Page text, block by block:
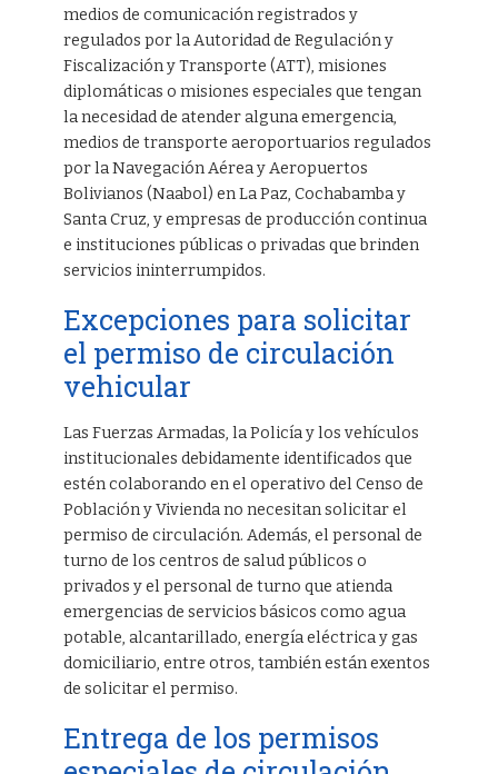
medios de comunicación registrados y
regulados por la Autoridad de Regulación y
Fiscalización y Transporte (ATT), misiones
diplomáticas o misiones especiales que tengan
la necesidad de atender alguna emergencia,
medios de transporte aeroportuarios regulados
por la Navegación Aérea y Aeropuertos
Bolivianos (Naabol) en La Paz, Cochabamba y
Santa Cruz, y empresas de producción continua
e instituciones públicas o privadas que brinden
servicios ininterrumpidos.
Excepciones para solicitar
el permiso de circulación
vehicular
Las Fuerzas Armadas, la Policía y los vehículos
institucionales debidamente identificados que
estén colaborando en el operativo del Censo de
Población y Vivienda no necesitan solicitar el
permiso de circulación. Además, el personal de
turno de los centros de salud públicos o
privados y el personal de turno que atienda
emergencias de servicios básicos como agua
potable, alcantarillado, energía eléctrica y gas
domiciliario, entre otros, también están exentos
de solicitar el permiso.
Entrega de los permisos